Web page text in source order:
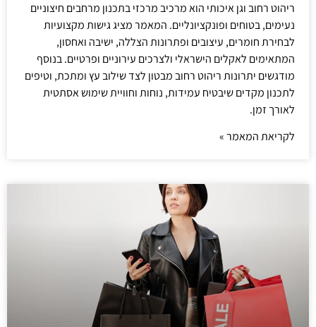
ריהוט רחוב וגן איכותי הוא מרכיב מרכזי בתכנון מרחבים חיצוניים
נעימים, בטוחים ופונקציונליים. המאמר מציג גישות מקצועיות
לבחירת חומרים, עיצובים ופתרונות הצללה, ישיבה ואחסון,
המתאימים לאקלים הישראלי ולצרכים עירוניים ופרטיים. בנוסף
מודגשים יתרונות ריהוט רחוב מבטון לצד שילוב עץ ומתכת, וטיפים
לתכנון מקדים שיבטיח עמידות, נוחות וחוויית שימוש אסתטית
לאורך זמן.
לקריאת המאמר »